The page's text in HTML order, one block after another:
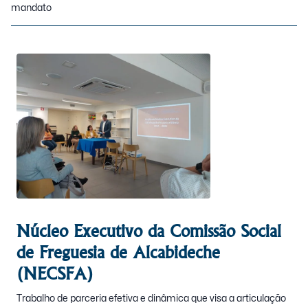
mandato
Núcleo Executivo da Comissão Social
de Freguesia de Alcabideche
(NECSFA)
Trabalho de parceria efetiva e dinâmica que visa a articulação